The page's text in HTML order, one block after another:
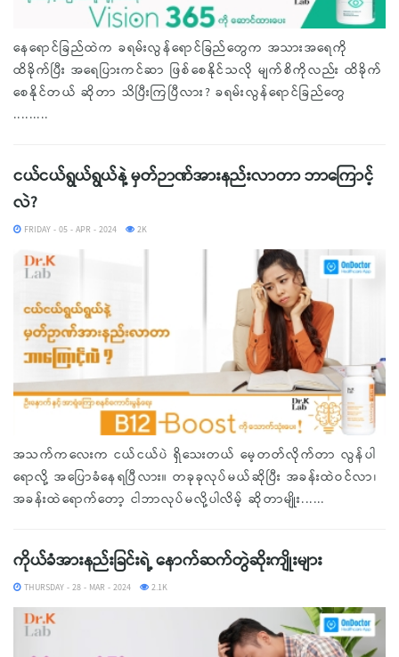
နေရောင်ခြည်ထဲက ခရမ်းလွန်ရောင်ခြည်တွေက အသားအရေကို
ထိခိုက်ပြီး အရေပြားကင်ဆာ ဖြစ်စေနိုင်သလို မျက်စိကိုလည်း ထိခိုက်
စေနိုင်တယ် ဆိုတာ သိပြီးကြပြီလား? ခရမ်းလွန်ရောင်ခြည်တွေ
.........
ငယ်ငယ်ရွယ်ရွယ်နဲ့ မှတ်ဉာဏ်အားနည်းလာတာ ဘာကြောင့်
လဲ?
FRIDAY - 05 - APR - 2024 2K
အသက်ကလေးက ငယ်ငယ်ပဲ ရှိသေးတယ် မေ့တတ်လိုက်တာ လွန်ပါ
ရောလို့ အပြောခံနေရပြီလား။ တခုခုလုပ်မယ်ဆိုပြီး အခန်းထဲဝင်လာ၊
အခန်းထဲရောက်တော့ ငါဘာလုပ်မလို့ပါလိမ့် ဆိုတာမျိုး......
ကိုယ်ခံအားနည်းခြင်းရဲ့ နောက်ဆက်တွဲဆိုးကျိုးများ
THURSDAY - 28 - MAR - 2024 2.1K